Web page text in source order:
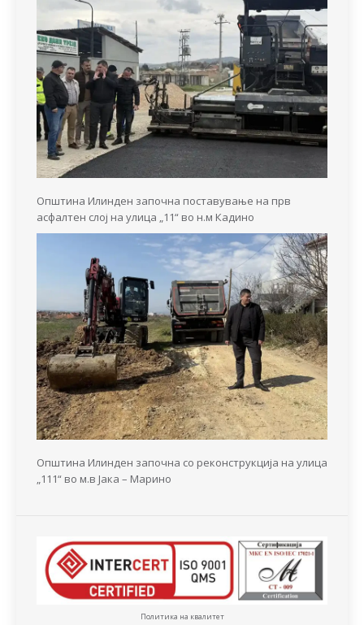
Општина Илинден започна поставување на прв
асфалтен слој на улица „11“ во н.м Кадино
Општина Илинден започна со реконструкција на улица
„111“ во м.в Јака – Марино
Политика на квалитет